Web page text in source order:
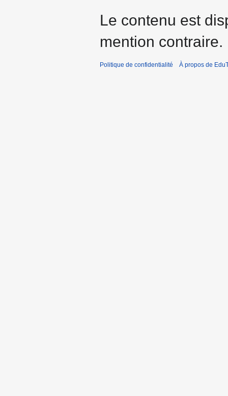
Le contenu est
mention contraire.
Politique de confidentialité À propos de